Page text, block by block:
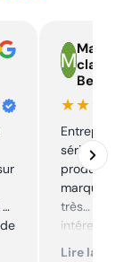
Marie
claire
Beelen
Entreprise
sérieuse,
produits de
marque à
très
Excellent
Lire la suite